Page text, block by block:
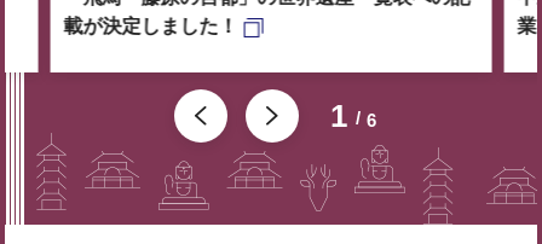
1 6
載が決定しました！
業